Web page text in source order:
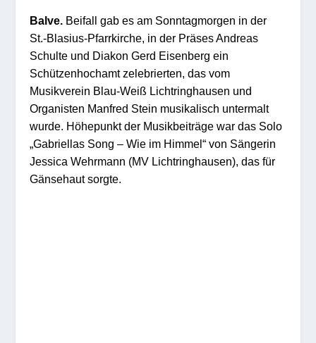
Balve. Beifall gab es am Sonntagmorgen in der
St.-Blasius-Pfarrkirche, in der Präses Andreas
Schulte und Diakon Gerd Eisenberg ein
Schützenhochamt zelebrierten, das vom
Musikverein Blau-Weiß Lichtringhausen und
Organisten Manfred Stein musikalisch untermalt
wurde. Höhepunkt der Musikbeiträge war das Solo
„Gabriellas Song – Wie im Himmel“ von Sängerin
Jessica Wehrmann (MV Lichtringhausen), das für
Gänsehaut sorgte.